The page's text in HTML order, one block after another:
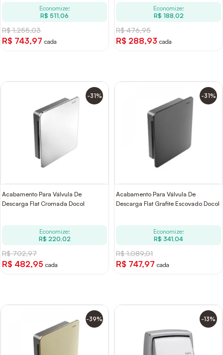
Economize:
R$ 511,06
R$ 1.255,03
R$ 743,97 cada
Economize:
R$ 188,02
R$ 476,95
R$ 288,93 cada
-31%
Acabamento Para Válvula De
Descarga Flat Cromada Docol
Economize:
R$ 220,02
R$ 702,97
R$ 482,95 cada
-31%
Acabamento Para Válvula De
Descarga Flat Grafite Escovado Docol
Economize:
R$ 341,04
R$ 1.089,01
R$ 747,97 cada
-39% -13%